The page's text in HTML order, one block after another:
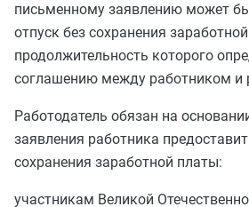
письменному заявлению может
отпуск без сохранения
продолжительность которого
соглашению между работником и
Работодатель обязан на
заявления работника
сохранения заработной платы:
участникам Великой